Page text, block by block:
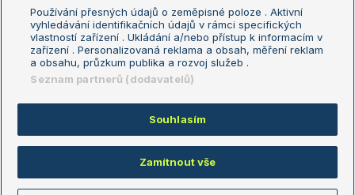
Podmínky užití
Nastavení soukromí
GDPR a žurnalistika
Reklama
Kontakt
Informace o zpracování osobních
údajů
Copyright © 2008-2026 TenisPortal.cz. Využíváme zpravodajství ČTK.
Používání přesných údajů o zeměpisné poloze . Aktivní
vyhledávání identifikačních údajů v rámci specifických
vlastností zařízení . Ukládání a/nebo přístup k informacím v
zařízení . Personalizovaná reklama a obsah, měření reklam
a obsahu, průzkum publika a rozvoj služeb .
Seznam partnerů (dodavatelů)
Souhlasím
Zamítnout vše